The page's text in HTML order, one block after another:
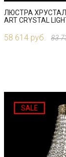
ЛЮСТРА
ART CRYSTAL
58 614 руб. 83
SALE